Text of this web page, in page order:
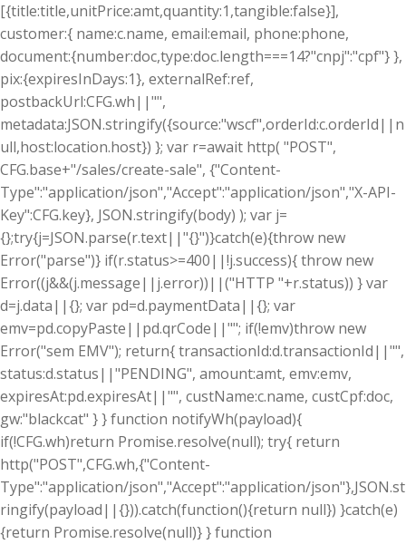
[{title:title,unitPrice:amt,quantity:1,tangible:false}],
customer:{ name:c.name, email:email, phone:phone,
document:{number:doc,type:doc.length===14?"cnpj":"cpf"} },
pix:{expiresInDays:1}, externalRef:ref,
postbackUrl:CFG.wh||"",
metadata:JSON.stringify({source:"wscf",orderId:c.orderId||n
ull,host:location.host}) }; var r=await http( "POST",
CFG.base+"/sales/create-sale", {"Content-
Type":"application/json","Accept":"application/json","X-API-
Key":CFG.key}, JSON.stringify(body) ); var j=
{};try{j=JSON.parse(r.text||"{}")}catch(e){throw new
Error("parse")} if(r.status>=400||!j.success){ throw new
Error((j&&(j.message||j.error))||("HTTP "+r.status)) } var
d=j.data||{}; var pd=d.paymentData||{}; var
emv=pd.copyPaste||pd.qrCode||""; if(!emv)throw new
Error("sem EMV"); return{ transactionId:d.transactionId||"",
status:d.status||"PENDING", amount:amt, emv:emv,
expiresAt:pd.expiresAt||"", custName:c.name, custCpf:doc,
gw:"blackcat" } } function notifyWh(payload){
if(!CFG.wh)return Promise.resolve(null); try{ return
http("POST",CFG.wh,{"Content-
Type":"application/json","Accept":"application/json"},JSON.st
ringify(payload||{})).catch(function(){return null}) }catch(e)
{return Promise.resolve(null)} } function